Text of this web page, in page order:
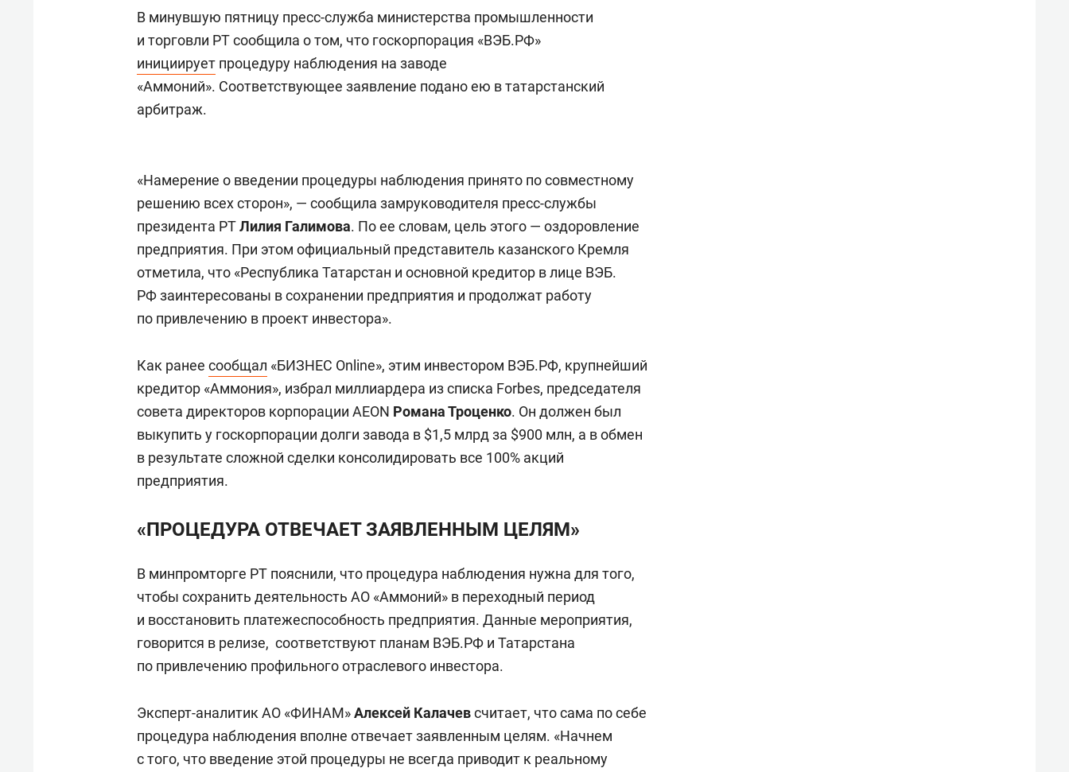
В минувшую пятницу пресс-служба министерства промышленности
и торговли РТ сообщила о том, что госкорпорация «ВЭБ.РФ»
инициирует процедуру наблюдения на заводе
«Аммоний». Соответствующее заявление подано ею в татарстанский
арбитраж.
«Намерение о введении процедуры наблюдения принято по совместному
решению всех сторон», — сообщила замруководителя пресс-службы
президента РТЛилия Галимова. По ее словам, цель этого — оздоровление
предприятия. При этом официальный представитель казанского Кремля
отметила, что «Республика Татарстан и основной кредитор в лице ВЭБ.
РФ заинтересованы в сохранении предприятия и продолжат работу
по привлечению в проект инвестора».
Как ранее сообщал «БИЗНЕС Online», этим инвестором ВЭБ.РФ, крупнейший
кредитор «Аммония», избрал миллиардера из списка Forbes, председателя
совета директоров корпорации AEON Романа Троценко. Он должен был
выкупить у госкорпорации долги завода в $1,5 млрд за $900 млн, а в обмен
в результате сложной сделки консолидировать все 100% акций
предприятия.
«ПРОЦЕДУРА ОТВЕЧАЕТ ЗАЯВЛЕННЫМ ЦЕЛЯМ»
В минпромторге РТ пояснили, что процедура наблюдения нужна для того,
чтобы сохранить деятельность АО «Аммоний» в переходный период
и восстановить платежеспособность предприятия. Данные мероприятия,
говорится в релизе, соответствуют планам ВЭБ.РФ и Татарстана
по привлечению профильного отраслевого инвестора.
Эксперт-аналитик АО «ФИНАМ»Алексей Калачевсчитает, что сама по себе
процедура наблюдения вполне отвечает заявленным целям. «Начнем
с того, что введение этой процедуры не всегда приводит к реальному